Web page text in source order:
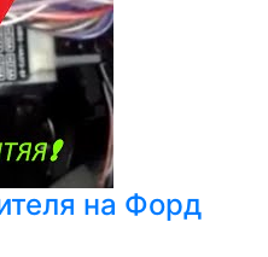
на Форд